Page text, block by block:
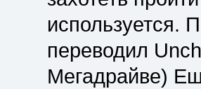
используется.
переводил
Мегадрайве)